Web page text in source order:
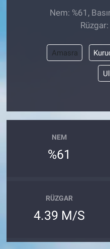
Nem: %61,
Amasra
NEM
%61
RÜZGAR
4.39 M/S